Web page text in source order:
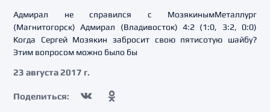
Адмирал не справился с МозякинымМеталлург
(Магнитогорск) Адмирал (Владивосток) 4:2 (1:0, 3:2, 0:0)
Когда Сергей Мозякин забросит свою пятисотую шайбу?
Этим вопросом можно было бы
23 августа 2017 г.
Поделиться: